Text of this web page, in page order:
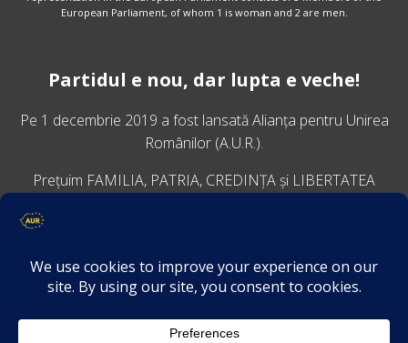
European Parliament, of whom 1 is woman and 2 are men.
Partidul e nou, dar lupta e veche!
Pe 1 decembrie 2019 a fost lansatăAlianța pentru Unirea
Românilor (A.U.R.).
Prețuim FAMILIA, PATRIA, CREDINȚA și LIBERTATEA
VINO ALĂTURI DE NOI
Descarcă aplicația Platforma AUR